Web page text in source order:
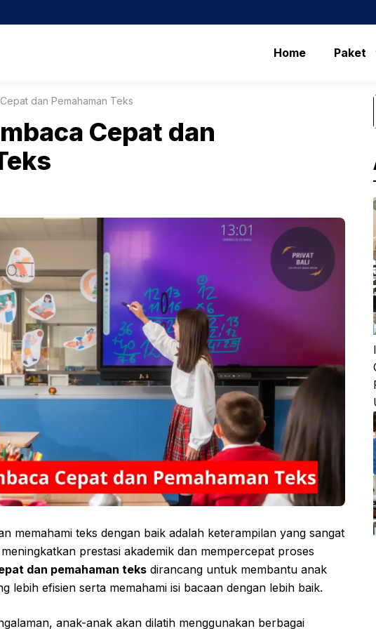
Home Paket
dan Pemahaman Teks
Cepat dan
memahami teks dengan baik adalah keterampilan yang sangat
prestasi akademik dan mempercepat proses
dan pemahaman teks dirancang untuk membantu anak
lebih efisien serta memahami isi bacaan dengan lebih baik.
anak-anak akan dilatih menggunakan berbagai